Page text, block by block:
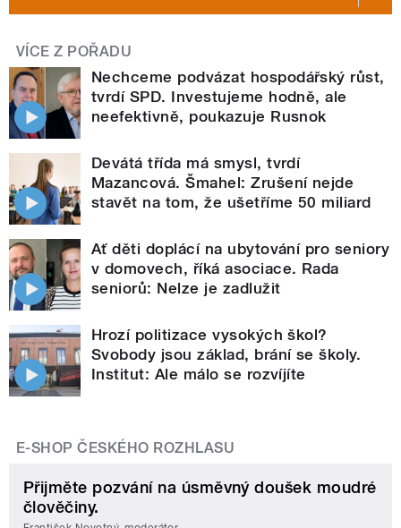
VÍCE Z POŘADU
Nechceme podvázat hospodářský růst,
tvrdí SPD. Investujeme hodně, ale
neefektivně, poukazuje Rusnok
Devátá třída má smysl, tvrdí
Mazancová. Šmahel: Zrušení nejde
stavět na tom, že ušetříme 50 miliard
Ať děti doplácí na ubytování pro seniory
v domovech, říká asociace. Rada
seniorů: Nelze je zadlužit
Hrozí politizace vysokých škol?
Svobody jsou základ, brání se školy.
Institut: Ale málo se rozvíjíte
E-SHOP ČESKÉHO ROZHLASU
Přijměte pozvání na úsměvný doušek moudré
člověčiny.